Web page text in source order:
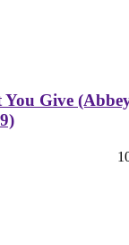
You Give